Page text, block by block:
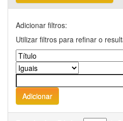
Adicionar filtros:
Utilizar filtros para refinar o